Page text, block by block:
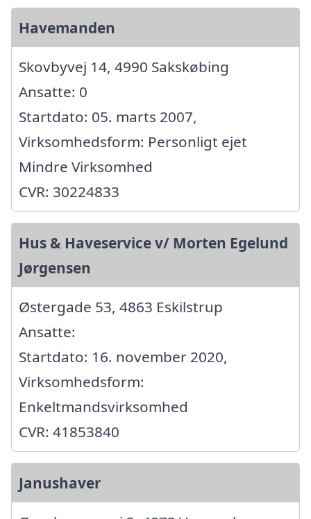
Havemanden
Skovbyvej 14, 4990 Sakskøbing
Ansatte: 0
Startdato: 05. marts 2007,
Virksomhedsform: Personligt ejet
Mindre Virksomhed
CVR: 30224833
Hus & Haveservice v/ Morten Egelund
Jørgensen
Østergade 53, 4863 Eskilstrup
Ansatte:
Startdato: 16. november 2020,
Virksomhedsform:
Enkeltmandsvirksomhed
CVR: 41853840
Janushaver